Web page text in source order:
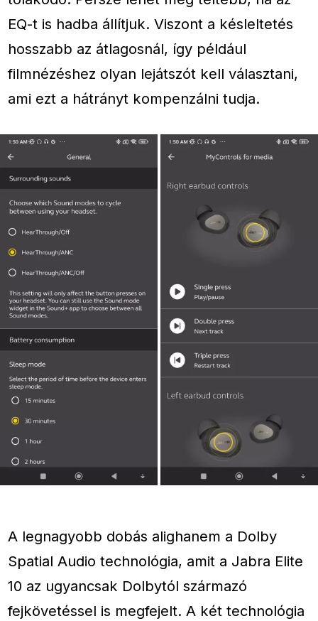
EQ-t is hadba állítjuk. Viszont a késleltetés
hosszabb az átlagosnál, így például
filmnézéshez olyan lejátszót kell választani,
ami ezt a hátrányt kompenzálni tudja.
A legnagyobb dobás alighanem a Dolby
Spatial Audio technológia, amit a Jabra Elite
10 az ugyancsak Dolbytól származó
fejkövetéssel is megfejelt. A két technológia